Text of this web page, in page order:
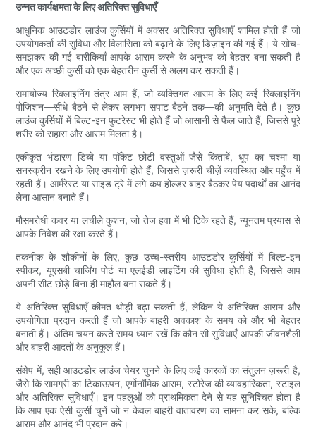
उन्नत कार्यक्षमता के लिए अतिरिक्त सुविधाएँ
आधुनिक आउटडोर लाउंज कुर्सियों में अक्सर अतिरिक्त सुविधाएँ शामिल होती हैं जो
उपयोगकर्ता की सुविधा और विलासिता को बढ़ाने के लिए डिज़ाइन की गई हैं। ये सोच-
समझकर की गई बारीकियाँ आपके आराम करने के अनुभव को बेहतर बना सकती हैं
और एक अच्छी कुर्सी को एक बेहतरीन कुर्सी से अलग कर सकती हैं।
समायोज्य रिक्लाइनिंग तंत्र आम हैं, जो व्यक्तिगत आराम के लिए कई रिक्लाइनिंग
पोज़िशन—सीधे बैठने से लेकर लगभग सपाट बैठने तक—की अनुमति देते हैं। कुछ
लाउंज कुर्सियों में बिल्ट-इन फुटरेस्ट भी होते हैं जो आसानी से फैल जाते हैं, जिससे पूरे
शरीर को सहारा और आराम मिलता है।
एकीकृत भंडारण डिब्बे या पॉकेट छोटी वस्तुओं जैसे किताबें, धूप का चश्मा या
सनस्क्रीन रखने के लिए उपयोगी होते हैं, जिससे ज़रूरी चीज़ें व्यवस्थित और पहुँच में
रहती हैं। आर्मरेस्ट या साइड ट्रे में लगे कप होल्डर बाहर बैठकर पेय पदार्थों का आनंद
लेना आसान बनाते हैं।
मौसमरोधी कवर या लचीले कुशन, जो तेज हवा में भी टिके रहते हैं, न्यूनतम प्रयास से
आपके निवेश की रक्षा करते हैं।
तकनीक के शौकीनों के लिए, कुछ उच्च-स्तरीय आउटडोर कुर्सियों में बिल्ट-इन
स्पीकर, यूएसबी चार्जिंग पोर्ट या एलईडी लाइटिंग की सुविधा होती है, जिससे आप
अपनी सीट छोड़े बिना ही माहौल बना सकते हैं।
ये अतिरिक्त सुविधाएँ कीमत थोड़ी बढ़ा सकती हैं, लेकिन ये अतिरिक्त आराम और
उपयोगिता प्रदान करती हैं जो आपके बाहरी अवकाश के समय को और भी बेहतर
बनाती हैं। अंतिम चयन करते समय ध्यान रखें कि कौन सी सुविधाएँ आपकी जीवनशैली
और बाहरी आदतों के अनुकूल हैं।
संक्षेप में, सही आउटडोर लाउंज चेयर चुनने के लिए कई कारकों का संतुलन ज़रूरी है,
जैसे कि सामग्री का टिकाऊपन, एर्गोनॉमिक आराम, स्टोरेज की व्यावहारिकता, स्टाइल
और अतिरिक्त सुविधाएँ। इन पहलुओं को प्राथमिकता देने से यह सुनिश्चित होता है
कि आप एक ऐसी कुर्सी चुनें जो न केवल बाहरी वातावरण का सामना कर सके, बल्कि
आराम और आनंद भी प्रदान करे।